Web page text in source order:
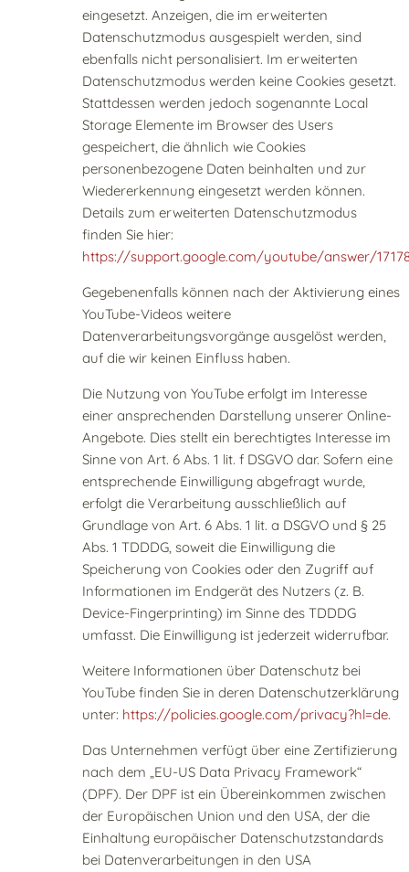
eingesetzt. Anzeigen, die im erweiterten
Datenschutzmodus ausgespielt werden, sind
ebenfalls nicht personalisiert. Im erweiterten
Datenschutzmodus werden keine Cookies gesetzt.
Stattdessen werden jedoch sogenannte Local
Storage Elemente im Browser des Users
gespeichert, die ähnlich wie Cookies
personenbezogene Daten beinhalten und zur
Wiedererkennung eingesetzt werden können.
Details zum erweiterten Datenschutzmodus
finden Sie hier:
https://support.google.com/youtube/answer/
Gegebenenfalls können nach der Aktivierung eines
YouTube-Videos weitere
Datenverarbeitungsvorgänge ausgelöst werden,
auf die wir keinen Einfluss haben.
Die Nutzung von YouTube erfolgt im Interesse
einer ansprechenden Darstellung unserer Online-
Angebote. Dies stellt ein berechtigtes Interesse im
Sinne von Art. 6 Abs. 1 lit. f DSGVO dar. Sofern eine
entsprechende Einwilligung abgefragt wurde,
erfolgt die Verarbeitung ausschließlich auf
Grundlage von Art. 6 Abs. 1 lit. a DSGVO und § 25
Abs. 1 TDDDG, soweit die Einwilligung die
Speicherung von Cookies oder den Zugriff auf
Informationen im Endgerät des Nutzers (z. B.
Device-Fingerprinting) im Sinne des TDDDG
umfasst. Die Einwilligung ist jederzeit widerrufbar.
Weitere Informationen über Datenschutz bei
YouTube finden Sie in deren Datenschutzerklärung
unter: https://policies.google.com/privacy?hl=de.
Das Unternehmen verfügt über eine Zertifizierung
nach dem „EU-US Data Privacy Framework“
(DPF). Der DPF ist ein Übereinkommen zwischen
der Europäischen Union und den USA, der die
Einhaltung europäischer Datenschutzstandards
bei Datenverarbeitungen in den USA